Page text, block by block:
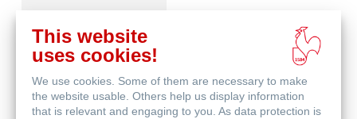
Skizzenpapiere
This website
uses cookies!
We use cookies. Some of them are necessary to make
the website usable. Others help us display information
that is relevant and engaging to you. As data protection is